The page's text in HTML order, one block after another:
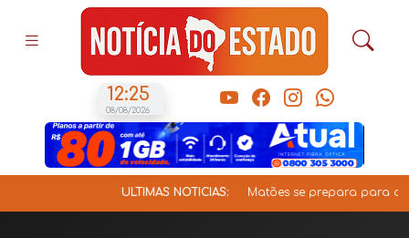
12:25
08/08/2026
ÚLTIMAS NOTÍCIAS: Matões se prepara para a V